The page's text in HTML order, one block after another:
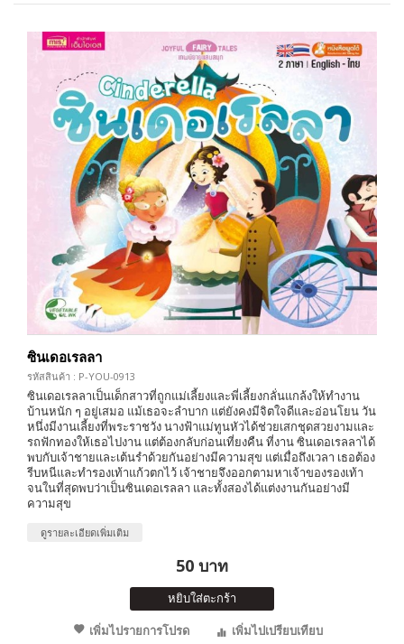
ซินเดอเรลลา
รหัสสินค้า : P-YOU-0913
ซินเดอเรลลาเป็นเด็กสาวที่ถูกแม่เลี้ยงและพี่เลี้ยงกลั่นแกล้งให้ทำงาน
บ้านหนัก ๆ อยู่เสมอ แม้เธอจะลำบาก แต่ยังคงมีจิตใจดีและอ่อนโยน วัน
หนึ่งมีงานเลี้ยงที่พระราชวัง นางฟ้าแม่ทูนหัวได้ช่วยเสกชุดสวยงามและ
รถฟักทองให้เธอไปงาน แต่ต้องกลับก่อนเที่ยงคืน ที่งาน ซินเดอเรลลาได้
พบกับเจ้าชายและเต้นรำด้วยกันอย่างมีความสุข แต่เมื่อถึงเวลา เธอต้อง
รีบหนีและทำรองเท้าแก้วตกไว้ เจ้าชายจึงออกตามหาเจ้าของรองเท้า
จนในที่สุดพบว่าเป็นซินเดอเรลลา และทั้งสองได้แต่งงานกันอย่างมี
ความสุข
ดูรายละเอียดเพิ่มเติม
50 บาท
หยิบใส่ตะกร้า
เพิ่มไปรายการโปรด
เพิ่มไปเปรียบเทียบ